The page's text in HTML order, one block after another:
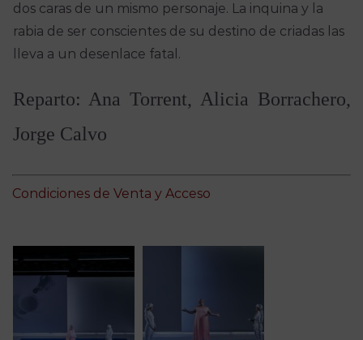
dos caras de un mismo personaje. La inquina y la
rabia de ser conscientes de su destino de criadas las
lleva a un desenlace fatal.
Reparto: Ana Torrent, Alicia Borrachero,
Jorge Calvo
Condiciones de Venta y Acceso